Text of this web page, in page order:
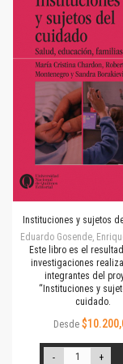
Instituciones y sujetos
Eduardo Gosende,
Este libro es el
investigaciones
integrantes del
“Instituciones y
cuidado.
Desde
- +